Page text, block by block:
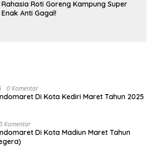
Rahasia Roti Goreng Kampung Super
Enak Anti Gagal!
0 Komentar
Di Kota Kediri Maret Tahun 2025
Komentar
Di Kota Madiun Maret Tahun